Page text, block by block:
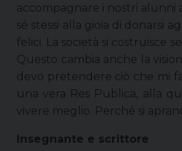
accompagnare i nostri alunni
sé stessi alla gioia di donarsi
felici. La società si costruisce
Questo cambia anche la
devo pretendere ciò che mi
una vera Res Publica, alla
vivere meglio. Perché si
Insegnante e scrittore